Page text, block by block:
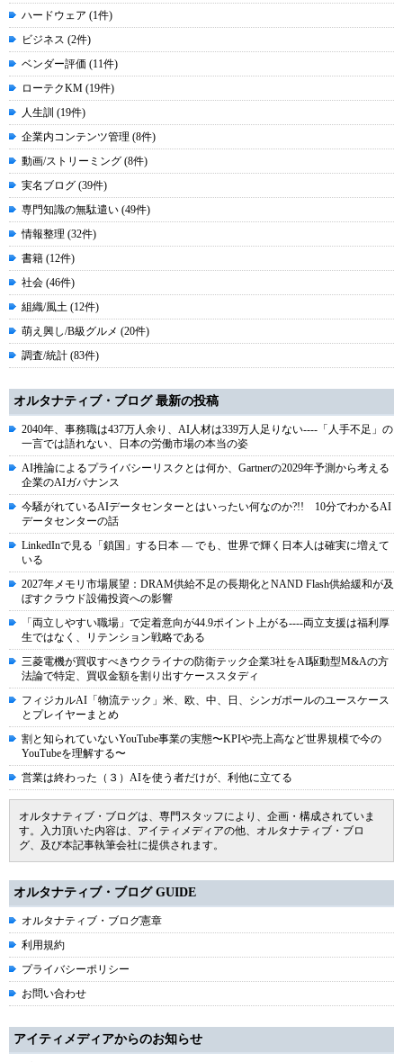
ハードウェア (1件)
ビジネス (2件)
ベンダー評価 (11件)
ローテクKM (19件)
人生訓 (19件)
企業内コンテンツ管理 (8件)
動画/ストリーミング (8件)
実名ブログ (39件)
専門知識の無駄遣い (49件)
情報整理 (32件)
書籍 (12件)
社会 (46件)
組織/風土 (12件)
萌え興し/B級グルメ (20件)
調査/統計 (83件)
オルタナティブ・ブログ 最新の投稿
2040年、事務職は437万人余り、AI人材は339万人足りない----「人手不足」の
一言では語れない、日本の労働市場の本当の姿
AI推論によるプライバシーリスクとは何か、Gartnerの2029年予測から考える
企業のAIガバナンス
今騒がれているAIデータセンターとはいったい何なのか?!! 10分でわかるAI
データセンターの話
LinkedInで見る「鎖国」する日本 ― でも、世界で輝く日本人は確実に増えて
いる
2027年メモリ市場展望：DRAM供給不足の長期化とNAND Flash供給緩和が及
ぼすクラウド設備投資への影響
「両立しやすい職場」で定着意向が44.9ポイント上がる----両立支援は福利厚
生ではなく、リテンション戦略である
三菱電機が買収すべきウクライナの防衛テック企業3社をAI駆動型M&Aの方
法論で特定、買収金額を割り出すケーススタディ
フィジカルAI「物流テック」米、欧、中、日、シンガポールのユースケース
とプレイヤーまとめ
割と知られていないYouTube事業の実態〜KPIや売上高など世界規模で今の
YouTubeを理解する〜
営業は終わった（３）AIを使う者だけが、利他に立てる
オルタナティブ・ブログは、専門スタッフにより、企画・構成されていま
す。入力頂いた内容は、アイティメディアの他、オルタナティブ・ブロ
グ、及び本記事執筆会社に提供されます。
オルタナティブ・ブログ GUIDE
オルタナティブ・ブログ憲章
利用規約
プライバシーポリシー
お問い合わせ
アイティメディアからのお知らせ